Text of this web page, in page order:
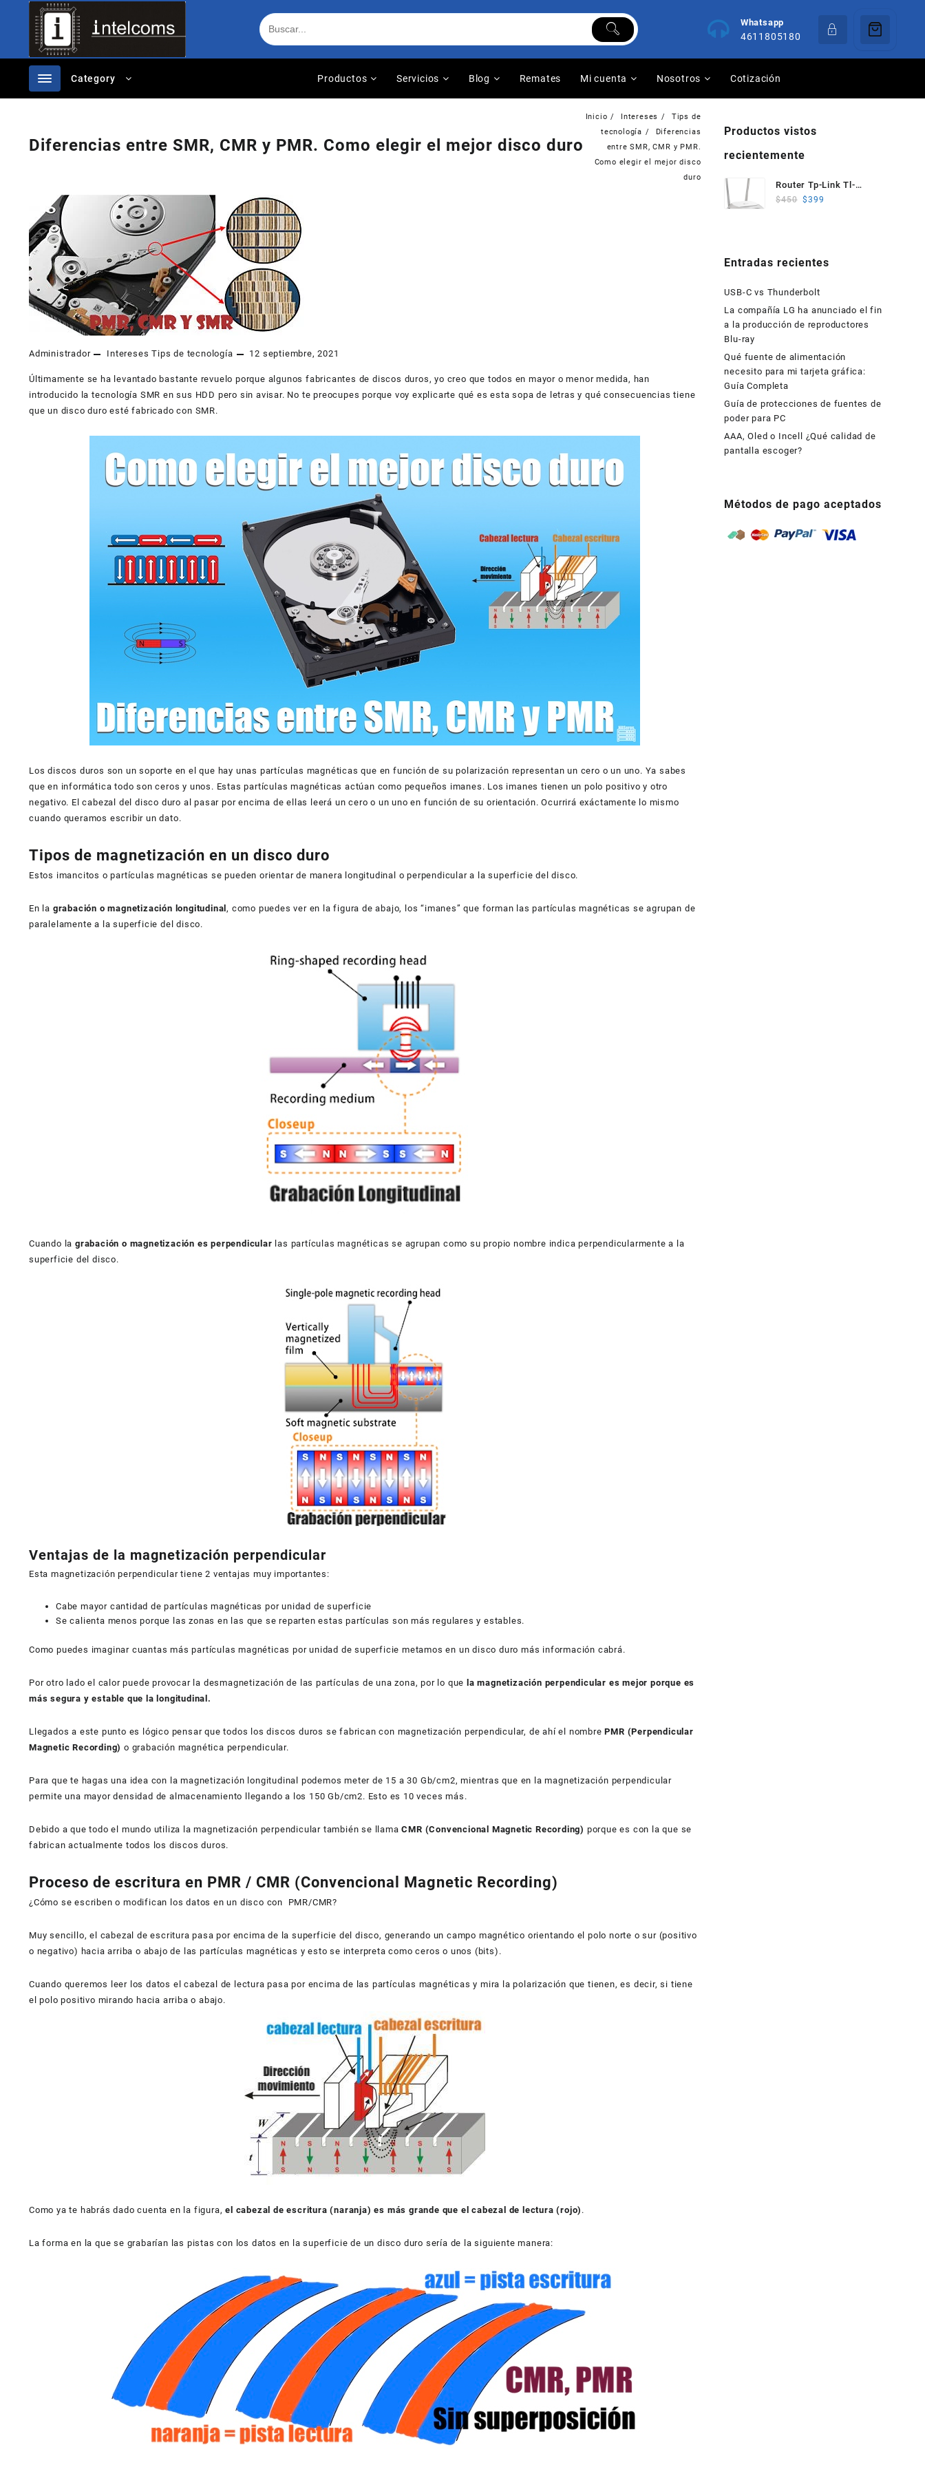
contenido
Whatsapp
4611805180
Category Productos Servicios Blog Remates Mi cuenta Nosotros Cotización
Diferencias entre SMR, CMR y PMR. Como elegir el mejor disco duro
Inicio Intereses
Tips de
tecnología
Diferencias
entre SMR, CMR y PMR.
Como elegir el mejor disco
duro
Administrador Intereses Tips de tecnología 12 septiembre, 2021
Últimamente se ha levantado bastante revuelo porque algunos fabricantes de discos duros, yo creo que todos en mayor o menor medida, han
introducido la tecnología SMR en sus HDD pero sin avisar. No te preocupes porque voy explicarte qué es esta sopa de letras y qué consecuencias tiene
que un disco duro esté fabricado con SMR.
Los discos duros son un soporte en el que hay unas partículas magnéticas que en función de su polarización representan un cero o un uno. Ya sabes
que en informática todo son ceros y unos. Estas partículas magnéticas actúan como pequeños imanes. Los imanes tienen un polo positivo y otro
negativo. El cabezal del disco duro al pasar por encima de ellas leerá un cero o un uno en función de su orientación. Ocurrirá exáctamente lo mismo
cuando queramos escribir un dato.
Tipos de magnetización en un disco duro
Estos imancitos o partículas magnéticas se pueden orientar de manera longitudinal o perpendicular a la superficie del disco.
En la grabación o magnetización longitudinal, como puedes ver en la figura de abajo, los “imanes” que forman las partículas magnéticas se agrupan de
paralelamente a la superficie del disco.
Cuando la grabación o magnetización es perpendicular las partículas magnéticas se agrupan como su propio nombre indica perpendicularmente a la
superficie del disco.
Ventajas de la magnetización perpendicular
Esta magnetización perpendicular tiene 2 ventajas muy importantes:
Cabe mayor cantidad de partículas magnéticas por unidad de superficie
Se calienta menos porque las zonas en las que se reparten estas partículas son más regulares y estables.
Como puedes imaginar cuantas más partículas magnéticas por unidad de superficie metamos en un disco duro más información cabrá.
Por otro lado el calor puede provocar la desmagnetización de las partículas de una zona, por lo que la magnetización perpendicular es mejor porque es
más segura y estable que la longitudinal.
Llegados a este punto es lógico pensar que todos los discos duros se fabrican con magnetización perpendicular, de ahí el nombrePMR (Perpendicular
Magnetic Recording)o grabación magnética perpendicular.
Para que te hagas una idea con la magnetización longitudinal podemos meter de 15 a 30 Gb/cm2, mientras que en la magnetización perpendicular
permite una mayor densidad de almacenamiento llegando a los 150 Gb/cm2. Esto es 10 veces más.
Debido a que todo el mundo utiliza la magnetización perpendicular también se llama CMR (Convencional Magnetic Recording) porque es con la que se
fabrican actualmente todos los discos duros.
Proceso de escritura en PMR / CMR (Convencional Magnetic Recording)
¿Cómo se escriben o modifican los datos en un disco con PMR/CMR?
Muy sencillo, el cabezal de escritura pasa por encima de la superficie del disco, generando un campo magnético orientando el polo norte o sur (positivo
o negativo) hacia arriba o abajo de las partículas magnéticas y esto se interpreta como ceros o unos (bits).
Cuando queremos leer los datos el cabezal de lectura pasa por encima de las partículas magnéticas y mira la polarización que tienen, es decir, si tiene
el polo positivo mirando hacia arriba o abajo.
Como ya te habrás dado cuenta en la figura,el cabezal de escritura (naranja) es más grande que el cabezal de lectura (rojo) .
La forma en la que se grabarían las pistas con los datos en la superficie de un disco duro sería de la siguiente manera:
Productos vistos
recientemente
Router Tp-Link Tl-
Wr840n 2.4ghz N
$450 $399
Entradas recientes
USB-C vs Thunderbolt
La compañía LG ha anunciado el fin
a la producción de reproductores
Blu-ray
Qué fuente de alimentación
necesito para mi tarjeta gráfica:
Guía Completa
Guía de protecciones de fuentes de
poder para PC
AAA, Oled o Incell ¿Qué calidad de
pantalla escoger?
Métodos de pago aceptados